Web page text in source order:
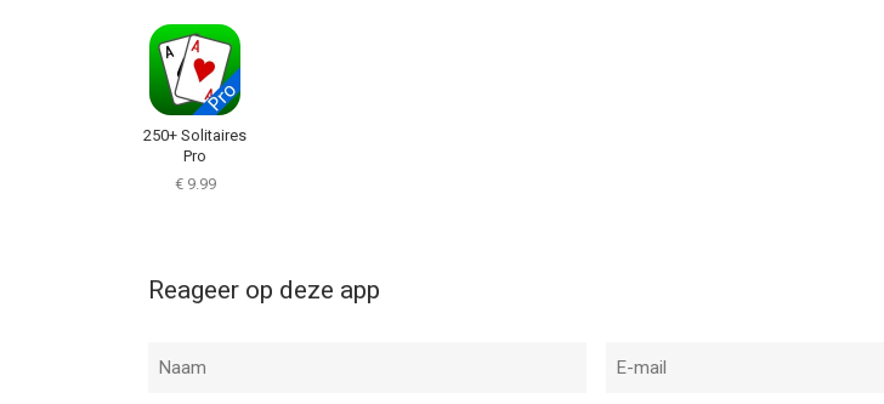
250+ Solitaires
Pro
€ 9.99
Reageer op deze app